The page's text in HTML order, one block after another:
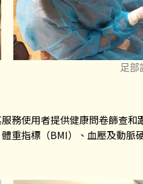
足部
務使用者提供健康問卷篩查
重指標（BMI）、血壓及動脈